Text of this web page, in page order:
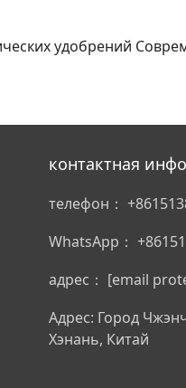
удобрений
контактная
телефон：
WhatsApp：
адрес： [email
Адрес: Город
Хэнань, Китай